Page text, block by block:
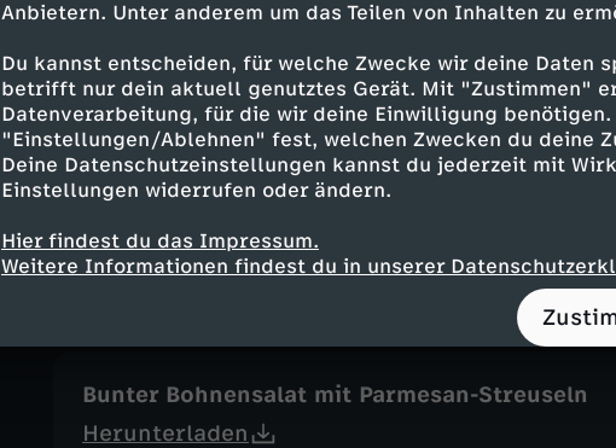
Anbietern. Unter anderem um das Teilen von Inhalten zu
Du kannst entscheiden, für welche Zwecke wir deine Daten
betrifft nur dein aktuell genutztes Gerät. Mit "Zustimmen"
Datenverarbeitung, für die wir deine Einwilligung
"Einstellungen/Ablehnen" fest, welchen Zwecken du deine
Deine Datenschutzeinstellungen kannst du jederzeit mit
Einstellungen widerrufen oder ändern.
Hier findest du das Impressum.
Weitere Informationen findest du in unserer
Mangold-Linsen-Curry
Herunterladen
226 KB (PDF)
Herunterladen
Bunter Bohnensalat mit Parmesan-Streuseln
Herunterladen